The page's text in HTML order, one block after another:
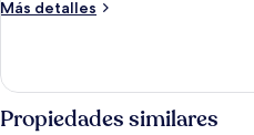
Más detalles
Más
Propiedades similares